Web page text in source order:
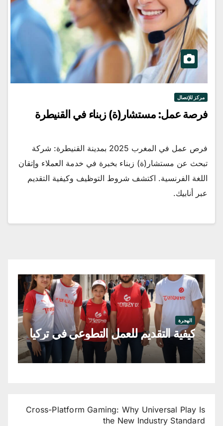
مركز للإتصال
فرصة عمل: مستشار(ة) زبناء في القنيطرة
فرص عمل في المغرب 2025 بمدينة القنيطرة: شركة
تبحث عن مستشار(ة) زبناء بخبرة في خدمة العملاء وإتقان
اللغة الفرنسية. اكتشف شروط التوظيف وكيفية التقديم
عبر أنابيك.
الهجرة
كيفية التقديم للعمل التطوعي في تركيا
Cross-Platform Gaming: Why Universal Play Is
the New Industry Standard